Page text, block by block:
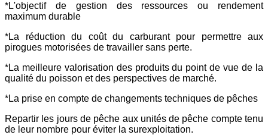
*L'objectif de gestion des ressources ou rendement
maximum durable
*La réduction du coût du carburant pour permettre aux
pirogues motorisées de travailler sans perte.
*La meilleure valorisation des produits du point de vue de la
qualité du poisson et des perspectives de marché.
*La prise en compte de changements techniques de pêches
Repartir les jours de pêche aux unités de pêche compte tenu
de leur nombre pour éviter la surexploitation.